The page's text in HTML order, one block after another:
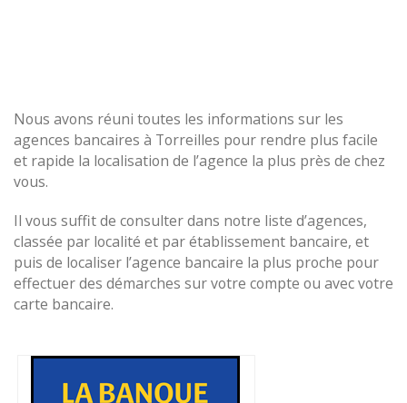
Nous avons réuni toutes les informations sur les
agences bancaires à Torreilles pour rendre plus facile
et rapide la localisation de l’agence la plus près de chez
vous.
Il vous suffit de consulter dans notre liste d’agences,
classée par localité et par établissement bancaire, et
puis de localiser l’agence bancaire la plus proche pour
effectuer des démarches sur votre compte ou avec votre
carte bancaire.